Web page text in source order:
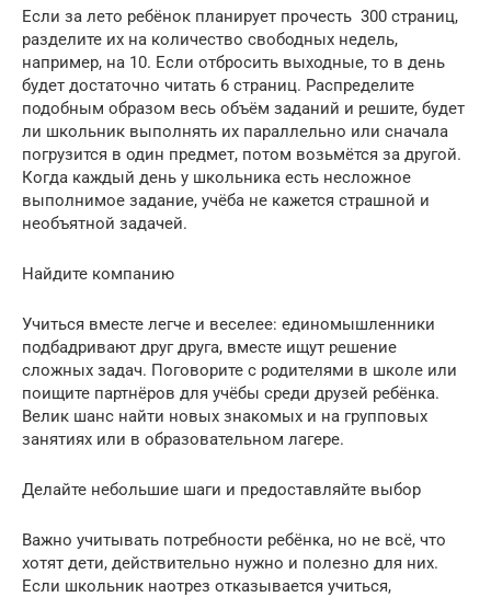
Если за лето ребёнок планирует прочесть 300 страниц,
разделите их на количество свободных недель,
например, на 10. Если отбросить выходные, то в день
будет достаточно читать 6 страниц. Распределите
подобным образом весь объём заданий и решите, будет
ли школьник выполнять их параллельно или сначала
погрузится в один предмет, потом возьмётся за другой.
Когда каждый день у школьника есть несложное
выполнимое задание, учёба не кажется страшной и
необъятной задачей.
Найдите компанию
Учиться вместе легче и веселее: единомышленники
подбадривают друг друга, вместе ищут решение
сложных задач. Поговорите с родителями в школе или
поищите партнёров для учёбы среди друзей ребёнка.
Велик шанс найти новых знакомых и на групповых
занятиях или в образовательном лагере.
Делайте небольшие шаги и предоставляйте выбор
Важно учитывать потребности ребёнка, но не всё, что
хотят дети, действительно нужно и полезно для них.
Если школьник наотрез отказывается учиться,